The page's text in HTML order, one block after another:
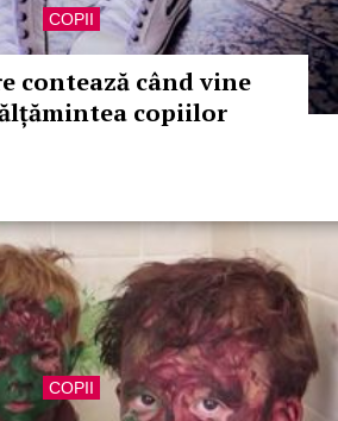
COPII
contează când vine
copiilor
COPII